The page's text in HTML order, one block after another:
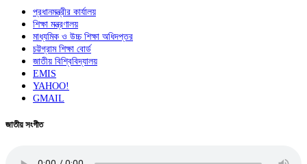
প্রধানমন্ত্রীর কার্যালয়
শিক্ষা মন্ত্রণালয়
মাধ্যমিক ও উচ্চ শিক্ষা অধিদপ্তর
চট্টগ্রাম শিক্ষা বোর্ড
জাতীয় বিশ্বিবিদ্যালয়
EMIS
YAHOO!
GMAIL
জাতীয় সংগীত